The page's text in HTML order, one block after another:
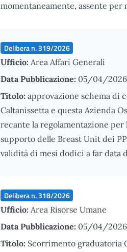
momentaneamente, assente per
Delibera n. 319/2026
Ufficio: Area Affari Generali
Data Pubblicazione: 05/04/2026
Titolo: approvazione schema di
Caltanissetta e questa Azienda
recante la regolamentazione
supporto delle Breast Unit dei
validità di mesi dodici a far data
Delibera n. 318/2026
Ufficio: Area Risorse Umane
Data Pubblicazione: 05/04/2026
Titolo: Scorrimento graduatoria